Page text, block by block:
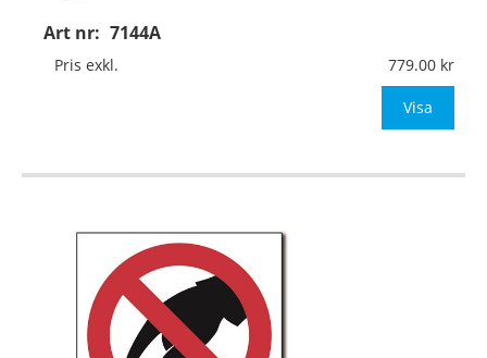
Art nr: 7144A
Material:Plan aluminium, 0,7mm (väggmontage)
Mått:210x210mm (eller annat mått upp till 0,05m²)
Pris exkl. 779.00
Visa